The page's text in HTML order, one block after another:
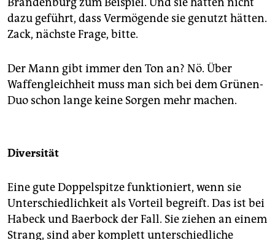
dazu geführt, dass Vermögende sie genutzt hätten.
Zack, nächste Frage, bitte.
Der Mann gibt immer den Ton an? Nö. Über
Waffengleichheit muss man sich bei dem Grünen-
Duo schon lange keine Sorgen mehr machen.
Diversität
Eine gute Doppelspitze funktioniert, wenn sie
Unterschiedlichkeit als Vorteil begreift. Das ist bei
Habeck und Baerbock der Fall. Sie ziehen an einem
Strang, sind aber komplett unterschiedliche